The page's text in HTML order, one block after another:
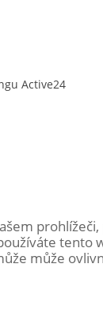
Active24
tento
může